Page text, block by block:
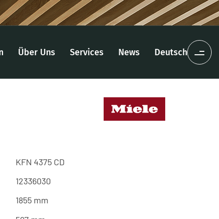
Über Uns Services News Deutsch
KFN 4375 CD
12336030
1855 mm